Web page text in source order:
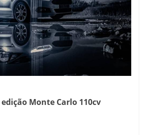
Monte Carlo 110cv